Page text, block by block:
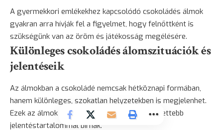
A gyermekkori emlékekhez kapcsolódó csokoládés álmok
gyakran arra hívják fel a figyelmet, hogy felnőttként is
szükségünk van az öröm és játékosság megélésére.
Különleges csokoládés álomszituációk és
jelentéseik
Az álmokban a csokoládé nemcsak hétköznapi formában,
hanem különleges, szokatlan helyzetekben is megjelenhet.
Ezek az álmok gyakran mélyebb vagy összetettebb
jelentéstartalommal bírnak.